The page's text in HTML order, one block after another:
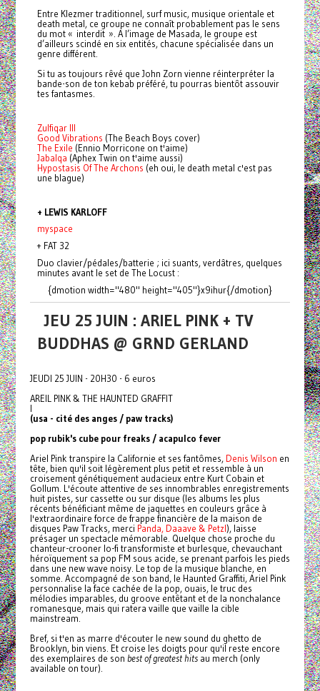
Entre Klezmer traditionnel, surf music, musique orientale et
death metal, ce groupe ne connaît probablement pas le sens
du mot « interdit ». A l’image de Masada, le groupe est
d’ailleurs scindé en six entités, chacune spécialisée dans un
genre différent.
Si tu as toujours rêvé que John Zorn vienne réinterpréter la
bande-son de ton kebab préféré, tu pourras bientôt assouvir
tes fantasmes.
Zulfiqar III
Good Vibrations (The Beach Boys cover)
The Exile (Ennio Morricone on t'aime)
Jabalqa (Aphex Twin on t'aime aussi)
Hypostasis Of The Archons (eh oui, le death metal c'est pas
une blague)
+ LEWIS KARLOFF
myspace
+ FAT 32
Duo clavier/pédales/batterie ; ici suants, verdâtres, quelques
minutes avant le set de The Locust :
{dmotion width="480" height="405"}x9ihur{/dmotion}
JEU 25 JUIN : ARIEL PINK + TV
BUDDHAS @ GRND GERLAND
JEUDI 25 JUIN - 20H30 - 6 euros
AREIL PINK & THE HAUNTED GRAFFIT
I
(usa - cité des anges / paw tracks)
pop rubik's cube pour freaks / acapulco fever
Ariel Pink transpire la Californie et ses fantômes, Denis Wilson en
tête, bien qu'il soit légèrement plus petit et ressemble à un
croisement génétiquement audacieux entre Kurt Cobain et
Gollum. L'écoute attentive de ses innombrables enregistrements
huit pistes, sur cassette ou sur disque (les albums les plus
récents bénéficiant même de jaquettes en couleurs grâce à
l'extraordinaire force de frappe financière de la maison de
disques Paw Tracks, merci Panda, Daaave & Petzl), laisse
présager un spectacle mémorable. Quelque chose proche du
chanteur-crooner lo-fi transformiste et burlesque, chevauchant
héroïquement sa pop FM sous acide, se prenant parfois les pieds
dans une new wave noisy. Le top de la musique blanche, en
somme. Accompagné de son band, le Haunted Graffiti, Ariel Pink
personnalise la face cachée de la pop, ouais, le truc des
mélodies imparables, du groove entêtant et de la nonchalance
romanesque, mais qui ratera vaille que vaille la cible
mainstream.
Bref, si t'en as marre d'écouter le new sound du ghetto de
Brooklyn, bin viens. Et croise les doigts pour qu'il reste encore
des exemplaires de son best ofgreatest hitsau merch (only
available on tour).